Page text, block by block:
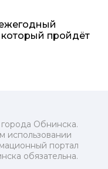
пройдёт
Обнинска.
использовании
портал
обязательна.